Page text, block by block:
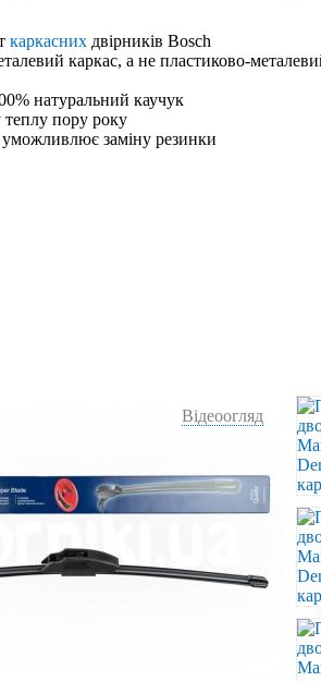
каркасних двірників Bosch
каркас, а не пластиково-
натуральний каучук
пору року
уможливлює заміну резинки
Відеоогляд